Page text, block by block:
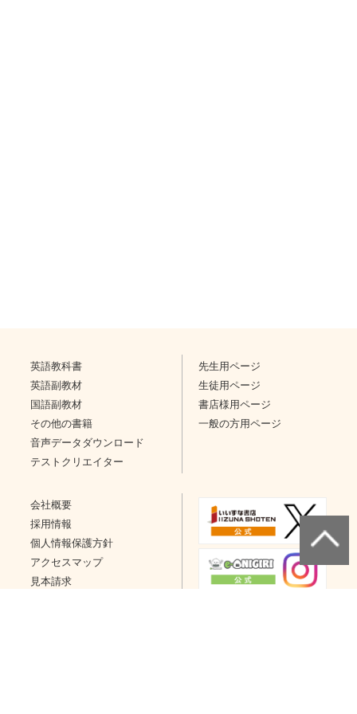
英語教科書
英語副教材
国語副教材
その他の書籍
音声データダウンロード
テストクリエイター
先生用ページ
生徒用ページ
書店様用ページ
一般の方用ページ
会社概要
採用情報
個人情報保護方針
アクセスマップ
見本請求